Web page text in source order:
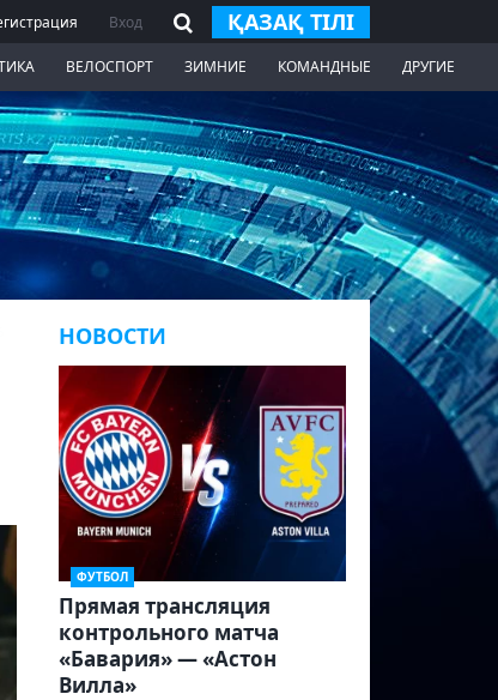
Вход ҚАЗАҚ ТІЛІ
ВЕЛОСПОРТ ЗИМНИЕ КОМАНДНЫЕ ДРУГИЕ
НОВОСТИ
ФУТБОЛ
Прямая трансляция
контрольного матча
«Бавария» — «Астон
Вилла»